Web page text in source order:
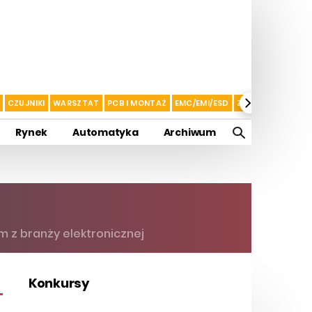
CZUJNIKI WARSZTAT PCB I MONTAŻ EMC/EMI/ESD ZASILANIE I
Rynek Automatyka Archiwum
z branży elektronicznej
Konkursy